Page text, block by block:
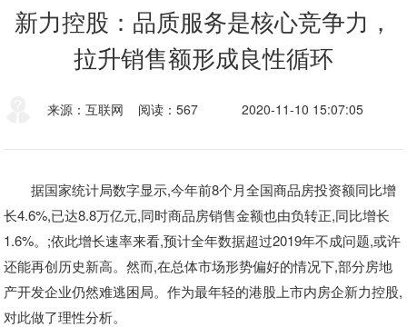
新力控股：品质服务是核心竞争力，
拉升销售额形成良性循环
来源：互联网 阅读：567 2020-11-10 15:07:05
据国家统计局数字显示,今年前8个月全国商品房投资额同比增
长4.6%,已达8.8万亿元,同时商品房销售金额也由负转正,同比增长
1.6%。 ;依此增长速率来看,预计全年数据超过2019年不成问题,或许
还能再创历史新高。然而,在总体市场形势偏好的情况下,部分房地
产开发企业仍然难逃困局。作为最年轻的港股上市内房企新力控股,
对此做了理性分析。